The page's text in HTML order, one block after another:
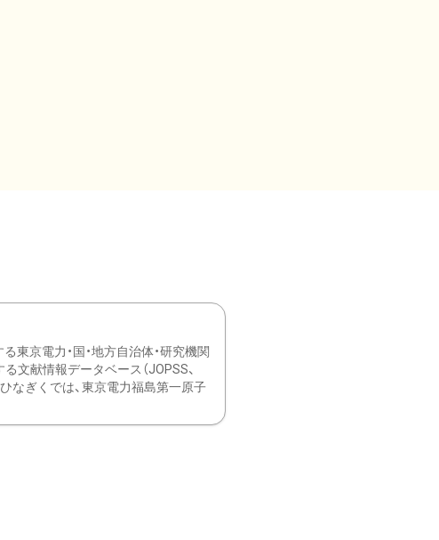
京電力・国・地方自治体・研究機関
文献情報データベース（JOPSS、
なぎくでは、東京電力福島第一原子